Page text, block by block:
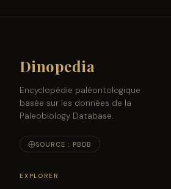
Dinopedia
Encyclopédie paléontologique
basée sur les données de la
Paleobiology Database.
SOURCE : PBDB
EXPLORER